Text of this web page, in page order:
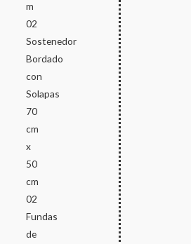
m
02
Sostenedor
Bordado
con
Solapas
70
cm
x
50
cm
02
Fundas
de